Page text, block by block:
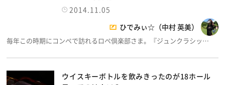
2014.11.05
ひでみぃ☆（中村 英美）
毎年この時期にコンペで訪れるロペ倶楽部さま。『ジュンクラシッ…
ウイスキーボトルを飲みきったのが18ホール